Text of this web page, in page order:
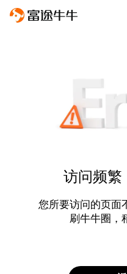
访问频繁
您所要访问的页面
刷牛牛圈，